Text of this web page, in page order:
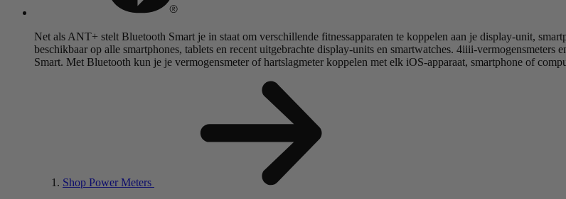
Net als ANT+ stelt Bluetooth Smart je in staat om verschillende fitnessapparaten te koppelen aan je display-unit,
beschikbaar op alle smartphones, tablets en recent uitgebrachte display-units en smartwatches. 4iiii-
Smart. Met Bluetooth kun je je vermogensmeter of hartslagmeter koppelen met elk iOS-apparaat, smartphone of
Shop Power Meters